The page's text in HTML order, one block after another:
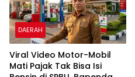
DAERAH
​Viral Video Motor-Mobil
Mati Pajak Tak Bisa Isi